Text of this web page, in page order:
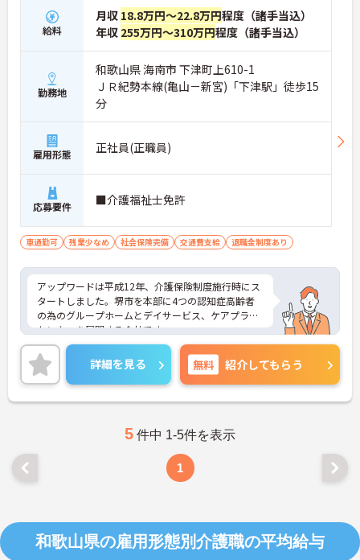
給料
月収 18.8万円～22.8万円程度（諸手当込）
年収 255万円～310万円程度（諸手当込）
勤務地
和歌山県 海南市 下津町上610-1
ＪＲ紀勢本線(亀山－新宮)「下津駅」徒歩15
分
雇用形態 正社員(正職員)
応募要件 ■介護福祉士免許
車通勤可 残業少なめ 社会保険完備 交通費支給 退職金制度あり
アップワードは平成12年、介護保険制度施行時にス
タートしました。堺市を本部に4つの認知症高齢者
の為のグループホームとデイサービス、ケアプラン
センターを展開する会社です。
高齢者グループホームにおける入居者の介護業務全
般を行って頂きます。
ご興味をお持ちの方は是非お問い合わせくださいま
せ！
詳細を見る 無料 紹介してもらう
5 件中 1-5件を表示
1
和歌山県の雇用形態別介護職の平均給与